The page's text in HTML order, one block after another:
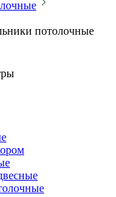
потолочные